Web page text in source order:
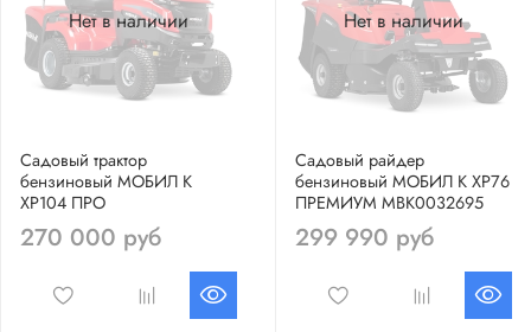
Нет в наличии
Садовый трактор
бензиновый МОБИЛ К
XP104 ПРО
270 000 руб
Нет в наличии
Садовый райдер
бензиновый МОБИЛ К XP76
ПРЕМИУМ MBK0032695
299 990 руб